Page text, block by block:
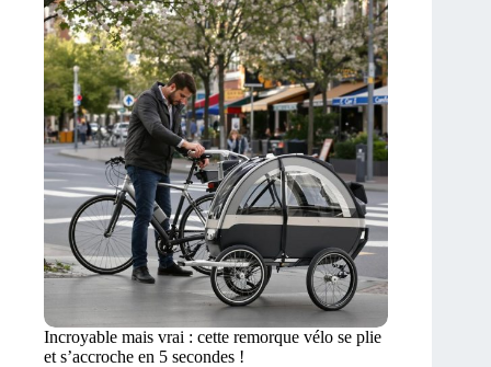
Incroyable mais vrai : cette remorque vélo se plie
et s’accroche en 5 secondes !